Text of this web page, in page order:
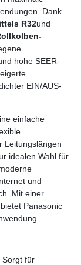
Dank
R32und
hohe SEER-
EIN/AUS-
einfache
Leitungslängen
idealen Wahl für
und
Mit einer
Panasonic
Sorgt für